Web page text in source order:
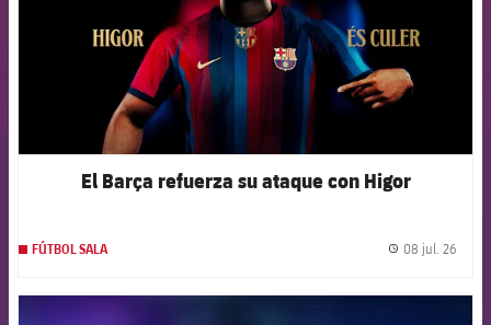
El Barça refuerza su ataque con Higor
FÚTBOL SALA 08 jul. 26